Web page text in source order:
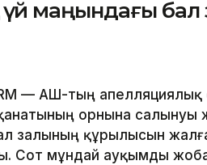
үй маңындағы
— АҚШ-тың
орнына салынуы
залының құрылысын
Сот мұндай ауқымды